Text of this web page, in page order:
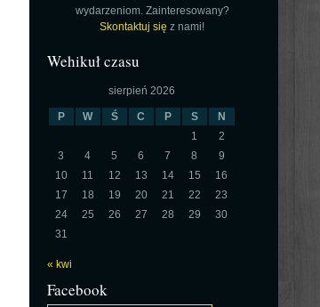
wydarzeniom. Zainteresowany?
Skontaktuj się z nami!
Wehikuł czasu
sierpień 2026
P W Ś C P S
N
1
2
3
4 5 6 7 8
9
10
11 12 13 14 15
16
17
18 19 20 21 22
23
24
25 26 27 28 29
30
31
« kwi
Facebook